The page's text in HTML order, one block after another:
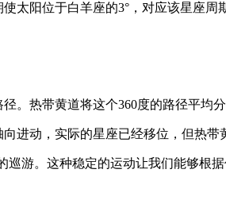
太阳位于白羊座的3°，对应该星座周
热带黄道将这个360度的路径平均分
进动，实际的星座已经移位，但热带
游。这种稳定的运动让我们能够根